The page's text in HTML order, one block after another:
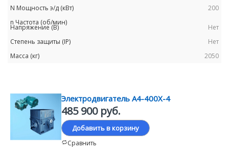
200
Нет
Нет
2050
Электродвигатель А4-400Х-4
485 900 руб.
Добавить в корзину
Сравнить